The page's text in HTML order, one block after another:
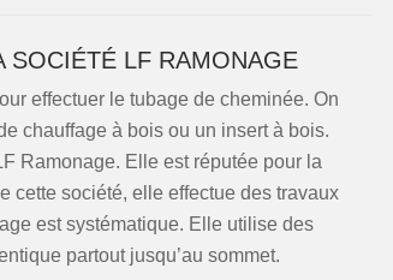
SOCIÉTÉ LF RAMONAGE
effectuer le tubage de cheminée. On
chauffage à bois ou un insert à bois.
Ramonage. Elle est réputée pour la
cette société, elle effectue des travaux
est systématique. Elle utilise des
partout jusqu’au sommet.